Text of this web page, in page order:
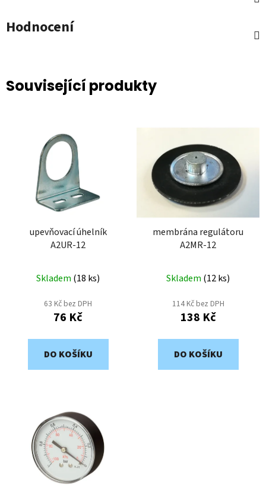
Hodnocení
Související produkty
upevňovací úhelník
A2UR-12
Skladem (18 ks)
63 Kč bez DPH
76 Kč
DO KOŠÍKU
membrána regulátoru
A2MR-12
Skladem (12 ks)
114 Kč bez DPH
138 Kč
DO KOŠÍKU